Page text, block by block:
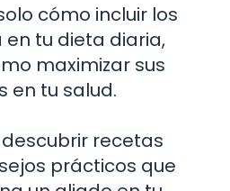
cómo incluir los
tu dieta diaria,
maximizar sus
en tu salud.
recetas
prácticos que